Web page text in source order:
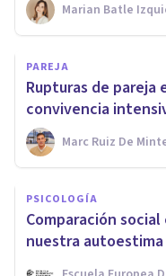
Marian Batle
PAREJA
Rupturas de pareja
convivencia
Marc Ruiz De
PSICOLOGÍA
Comparación
nuestra